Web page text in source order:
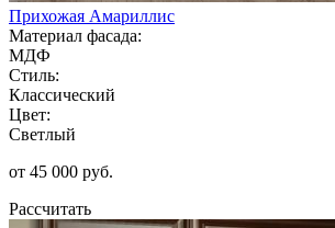
Прихожая Амариллис
Материал фасада:
МДФ
Стиль:
Классический
Цвет:
Светлый
от 45 000 руб.
Рассчитать